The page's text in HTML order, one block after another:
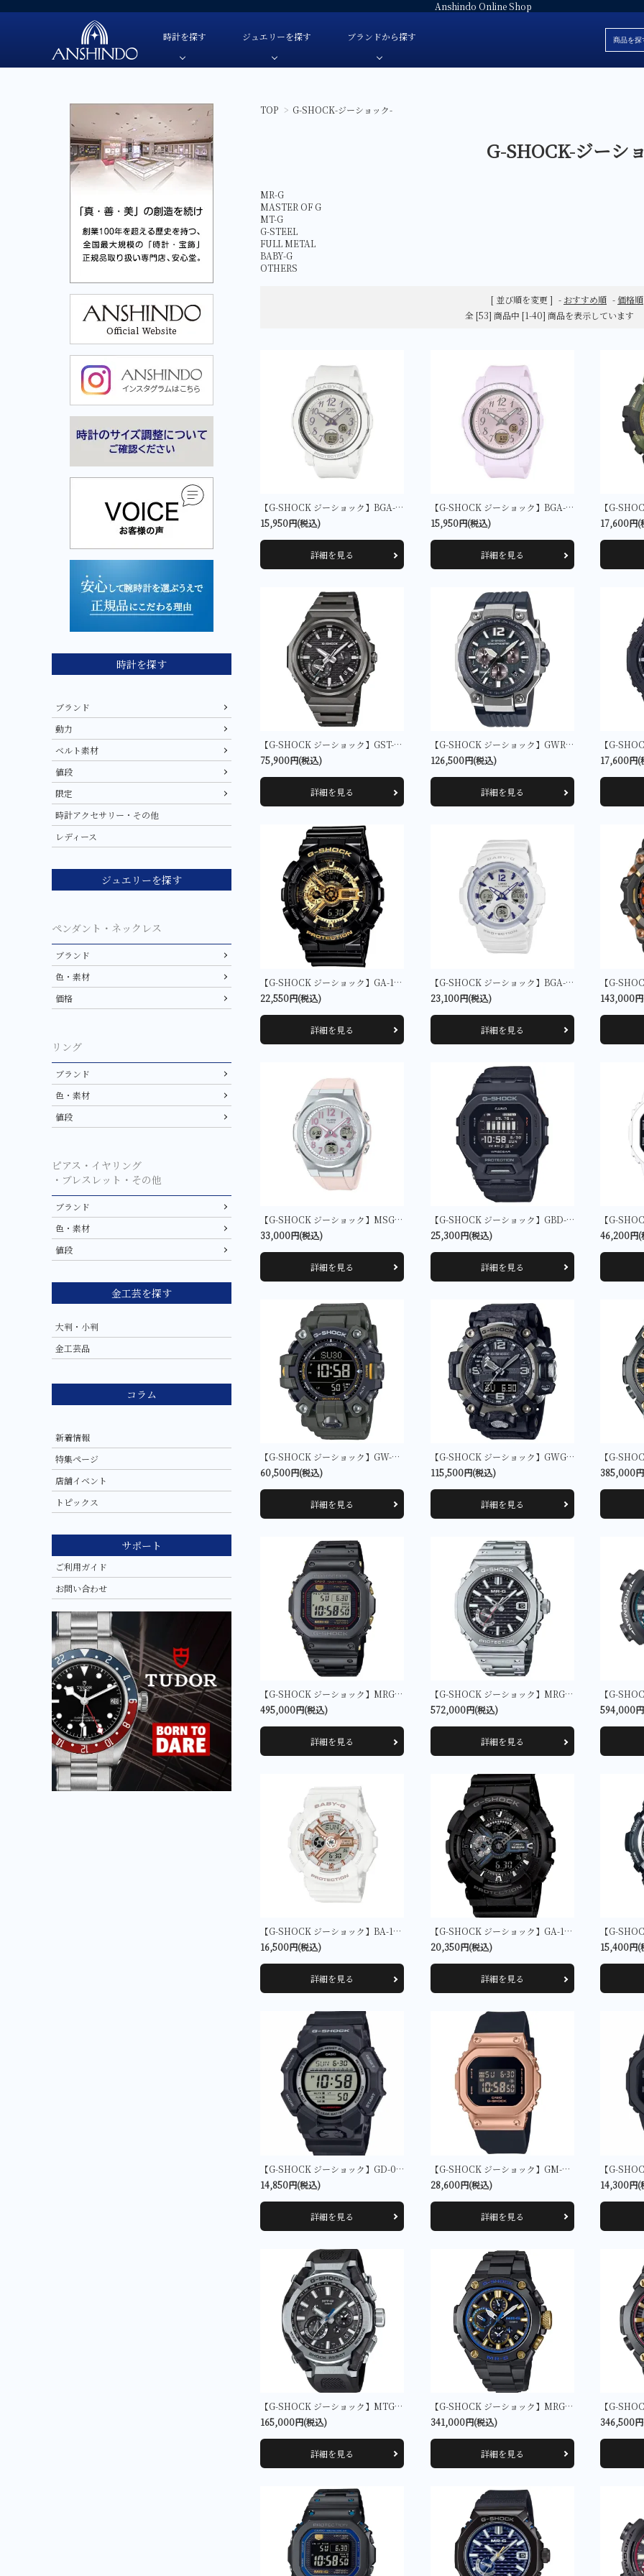
Anshindo Online Shop
時計を探す
TUDOR-チューダー
OMEGA-オメガ-
HAMILTON-ハミルトン-
G-SHOCK-ジーショック-
GARMIN-ガーミン-
FREDERIQUE CONSTANT-
フレデリック・コンスタント-
CITIZEN-シチズン-
SEIKO-セイコー-
Cuervo y Sobrinos-クエル
ボ・イ・ソブリノス-
ソーラー
スマートウォッチ
黒
デジタル
ジュエリーを探す
色・素材
価格
ブランド
ブランドから探す
TUDOR-チューダー-
OMEGA-オメガ-
HAMILTON-ハミルトン-
G-SHOCK-ジーショック-
GARMIN-ガーミン-
FREDERIQUE CONSTANT-フレデリック・コンスタント-
CAMPANOLA-カンパノラ-
CITIZEN-シチズン-
SEIKO-セイコー-
Cuervo y Sobrinos-クエルボ・イ・ソブリノス-
安心堂パール
TOP > G-SHOCK-ジーショック-
G-SHOCK-ジーシ
MR-G
MASTER OF G
MT-G
G-STEEL
FULL METAL
BABY-G
OTHERS
[ 並び順を変更 ] - おすすめ順 -価格順
全 [53] 商品中 [1-40] 商品を表示しています
【G-SHOCK ジーショック】BGA-290SA-7AJF
15,950円(税込)
詳細を見る
【G-SHOCK ジーショック】BGA-290SA-6AJF
15,950円(税込)
詳細を見る
17,600円(
【G-SHOCK ジーショック】GST-B1000BD-1AJF
75,900円(税込)
詳細を見る
【G-SHOCK ジーショック】GWR-B3000A-2AJF
126,500円(税込)
詳細を見る
17,600円(
【G-SHOCK ジーショック】GA-110GB-1AJF
22,550円(税込)
詳細を見る
【G-SHOCK ジーショック】BGA-2800-7A3JF
23,100円(税込)
詳細を見る
143,000
【G-SHOCK ジーショック】MSG-W610-4AJF
33,000円(税込)
詳細を見る
【G-SHOCK ジーショック】GBD-200-1JF
25,300円(税込)
詳細を見る
46,200円(
【G-SHOCK ジーショック】GW-9500-3JF
60,500円(税込)
詳細を見る
【G-SHOCK ジーショック】GWG-2000-1A1JF
115,500円(税込)
詳細を見る
385,000
【G-SHOCK ジーショック】MRG-B5000B-1JR
495,000円(税込)
詳細を見る
【G-SHOCK ジーショック】MRG-B2100D-1AJR
572,000円(税込)
詳細を見る
594,000
【G-SHOCK ジーショック】BA-110XRG-7AJF
16,500円(税込)
詳細を見る
【G-SHOCK ジーショック】GA-110-1BJF
20,350円(税込)
詳細を見る
15,400円(
【G-SHOCK ジーショック】GD-010-1JF
14,850円(税込)
詳細を見る
【G-SHOCK ジーショック】GM-S5600UPG-1JF
28,600円(税込)
詳細を見る
14,300円(
【G-SHOCK ジーショック】MTG-B4000-1AJF
165,000円(税込)
詳細を見る
【G-SHOCK ジーショック】MRG-B1000BA-1AJR
341,000円(税込)
詳細を見る
346,500
時計を探す
ブランド
動力
ベルト素材
値段
限定
時計アクセサリー・その他
レディース
ジュエリーを探す
ペンダント・ネックレス
ブランド
色・素材
価格
リング
ブランド
色・素材
値段
ピアス・イヤリング
・ブレスレット・その他
ブランド
色・素材
値段
金工芸を探す
大判・小判
金工芸品
コラム
新着情報
特集ページ
店舗イベント
トピックス
サポート
ご利用ガイド
お問い合わせ